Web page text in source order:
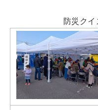
防災クイ